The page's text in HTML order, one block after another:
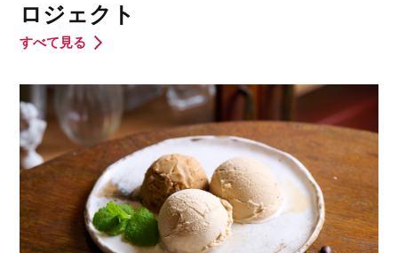
ロジェクト
すべて見る